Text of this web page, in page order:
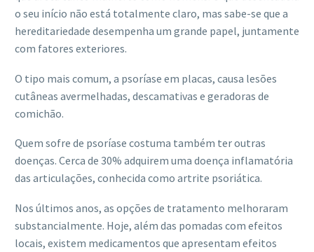
o seu início não está totalmente claro, mas sabe-se que a
hereditariedade desempenha um grande papel, juntamente
com fatores exteriores.
O tipo mais comum, a psoríase em placas, causa lesões
cutâneas avermelhadas, descamativas e geradoras de
comichão.
Quem sofre de psoríase costuma também ter outras
doenças. Cerca de 30% adquirem uma doença inflamatória
das articulações, conhecida como artrite psoriática.
Nos últimos anos, as opções de tratamento melhoraram
substancialmente. Hoje, além das pomadas com efeitos
locais, existem medicamentos que apresentam efeitos